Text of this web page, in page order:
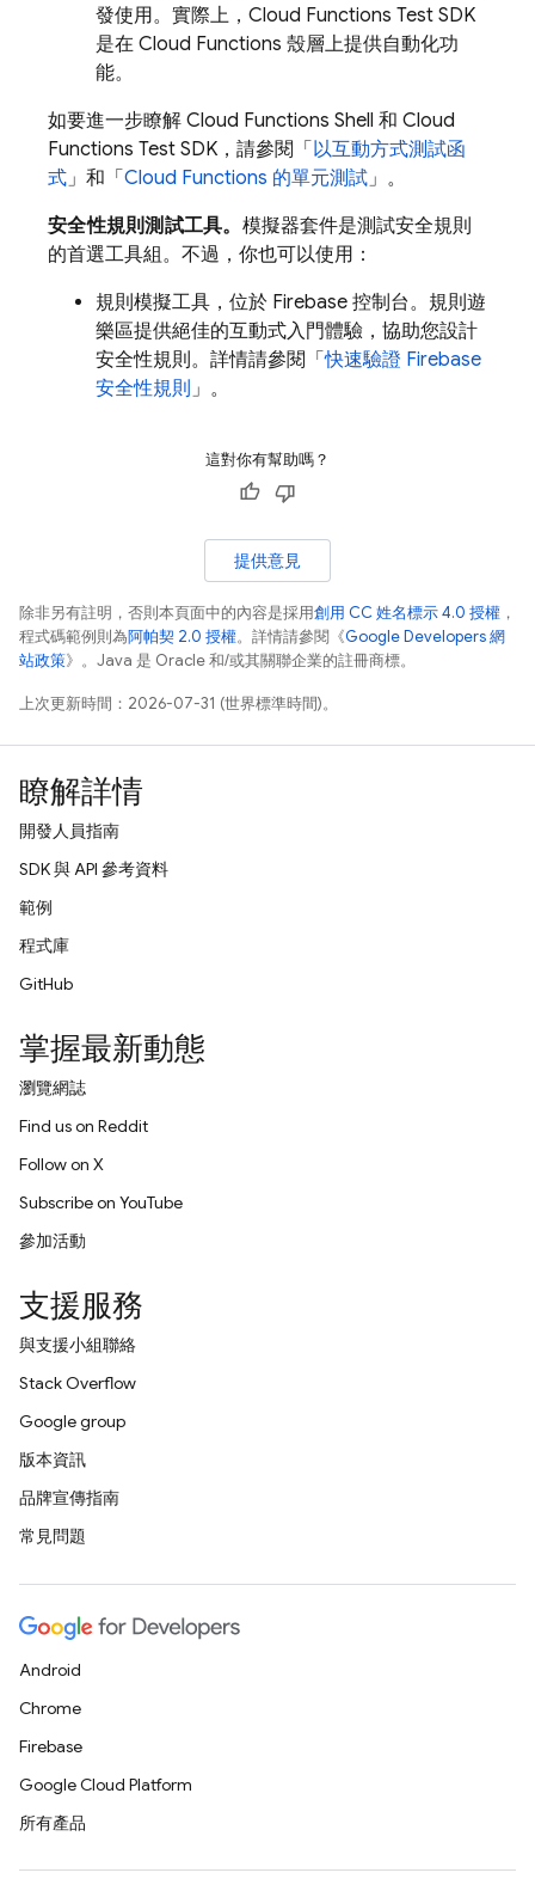
發使用。實際上，Cloud Functions Test SDK
是在 Cloud Functions 殼層上提供自動化功
能。
如要進一步瞭解 Cloud Functions Shell 和 Cloud
Functions Test SDK，請參閱「以互動方式測試函
式 」和「Cloud Functions 的單元測試 」。
安全性規則測試工具。 模擬器套件是測試安全規則
的首選工具組。不過，你也可以使用：
規則模擬工具，位於 Firebase 控制台。規則遊
樂區提供絕佳的互動式入門體驗，協助您設計
安全性規則。詳情請參閱「快速驗證 Firebase
安全性規則 」。
這對你有幫助嗎？
提供意見
除非另有註明，否則本頁面中的內容是採用創用 CC 姓名標示 4.0 授權 ，
程式碼範例則為阿帕契 2.0 授權。詳情請參閱《Google Developers 網
站政策》。Java 是 Oracle 和/或其關聯企業的註冊商標。
上次更新時間：2026-07-31 (世界標準時間)。
瞭解詳情
開發人員指南
SDK 與 API 參考資料
範例
程式庫
GitHub
掌握最新動態
瀏覽網誌
Find us on Reddit
Follow on X
Subscribe on YouTube
參加活動
支援服務
與支援小組聯絡
Stack Overflow
Google group
版本資訊
品牌宣傳指南
常見問題
Android
Chrome
Firebase
Google Cloud Platform
所有產品